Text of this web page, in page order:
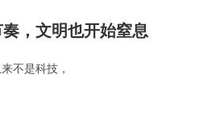
，文明也开始窒息
不是科技，